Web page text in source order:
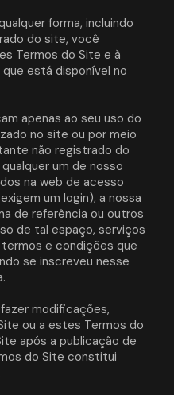
forma, incluindo
do site, você
Termos do Site e à
está disponível no
apenas ao seu uso do
no site ou por meio
não registrado do
um de nosso
na web de acesso
um login), a nossa
de referência ou outros
de tal espaço, serviços
e condições que
se inscreveu nesse
modificações,
ou a estes Termos do
após a publicação de
do Site constitui